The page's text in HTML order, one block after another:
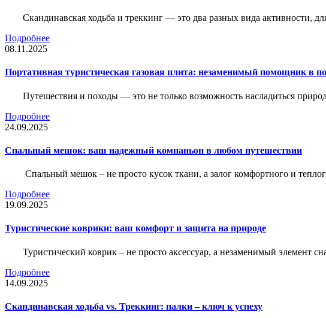
Скандинавская ходьба и треккинг — это два разных вида активности,
Подробнее
08.11.2025
Портативная туристическая газовая плита: незаменимый помощник в
Путешествия и походы — это не только возможность насладиться
Подробнее
24.09.2025
Спальный мешок: ваш надежный компаньон в любом путешествии
Спальный мешок – не просто кусок ткани, а залог комфортного и
Подробнее
19.09.2025
Туристические коврики: ваш комфорт и защита на природе
Туристический коврик – не просто аксессуар, а незаменимый элемент
Подробнее
14.09.2025
Скандинавская ходьба vs. Треккинг: палки – ключ к успеху